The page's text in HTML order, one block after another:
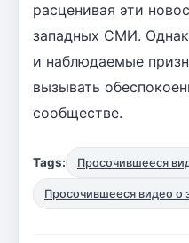
расценивая эти
западных СМИ.
и наблюдаемые
вызывать
сообществе.
Tags: Просочившееся
Просочившееся видео о